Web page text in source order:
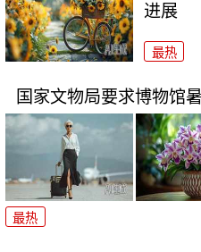
进展
最热
国家文物局要求博物馆
最热